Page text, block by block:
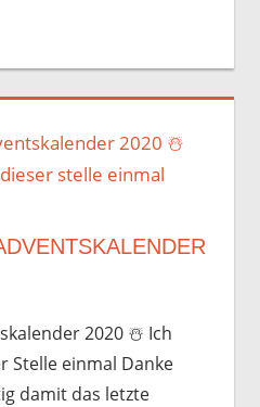
2020 ☃️️ Ich
Stelle einmal Danke
damit das letzte